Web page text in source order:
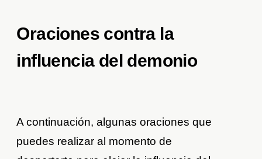
Oraciones contra la
influencia del demonio
A continuación, algunas oraciones que
puedes realizar al momento de